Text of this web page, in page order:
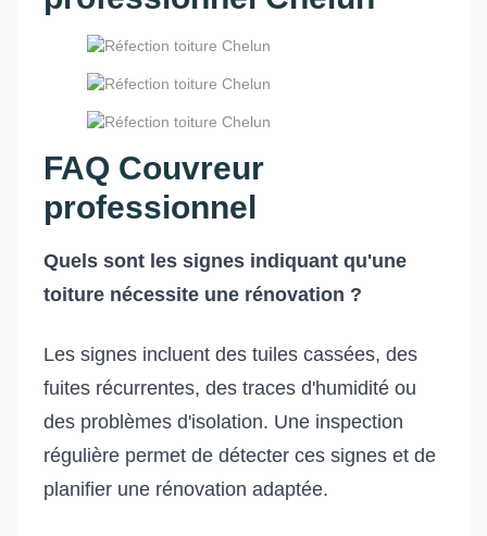
FAQ Couvreur
professionnel
Quels sont les signes indiquant qu'une
toiture nécessite une rénovation ?
Les signes incluent des tuiles cassées, des
fuites récurrentes, des traces d'humidité ou
des problèmes d'isolation. Une inspection
régulière permet de détecter ces signes et de
planifier une rénovation adaptée.